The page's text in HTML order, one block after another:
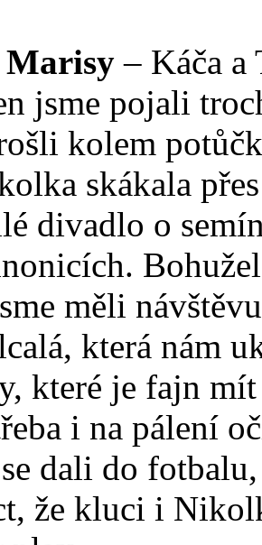
Marisy – Káča a
jsme pojali
kolem
skákala
divadlo o
měli
která nám
které je fajn mít
i na pálení
dali do
že kluci i